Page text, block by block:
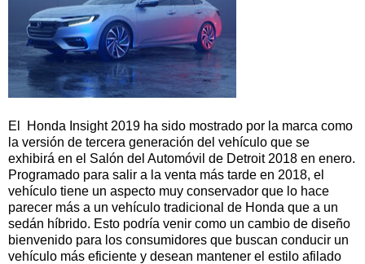
El Honda Insight 2019 ha sido mostrado por la marca como
la versión de tercera generación del vehículo que se
exhibirá en el Salón del Automóvil de Detroit 2018 en enero.
Programado para salir a la venta más tarde en 2018, el
vehículo tiene un aspecto muy conservador que lo hace
parecer más a un vehículo tradicional de Honda que a un
sedán híbrido. Esto podría venir como un cambio de diseño
bienvenido para los consumidores que buscan conducir un
vehículo más eficiente y desean mantener el estilo afilado